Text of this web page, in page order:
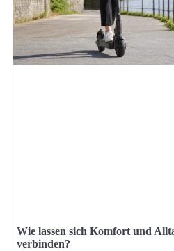
Wie lassen sich Komfort und
verbinden?